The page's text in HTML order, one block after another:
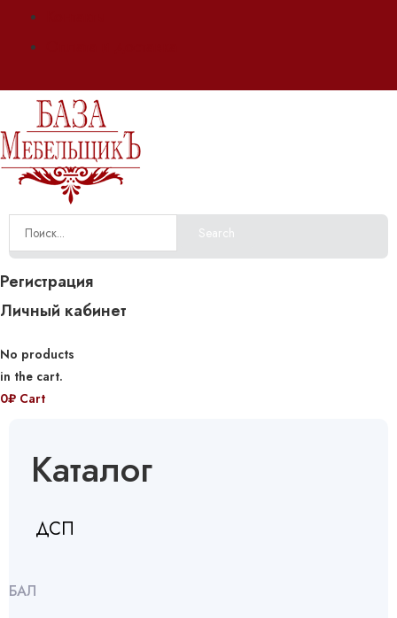
Search
Регистрация
Личный кабинет
No products
in the cart.
0₽ Cart
Каталог
ДСП
БАЛ